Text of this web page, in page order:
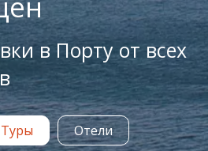
в Порту от всех
Туры Отели